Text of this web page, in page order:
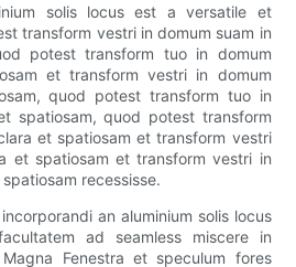
solis locus est a versatile et
transform vestri in domum suam in
potest transform tuo in domum
et transform vestri in domum
quod potest transform tuo in
spatiosam, quod potest transform
et spatiosam et transform vestri
et spatiosam et transform vestri in
recessisse.
an aluminium solis locus
ad seamless miscere in
Fenestra et speculum fores